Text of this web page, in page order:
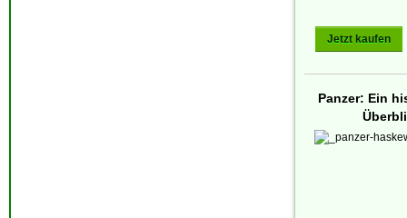
Jetzt kaufen
Panzer: Ein